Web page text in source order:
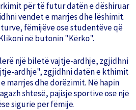
për të futur datën e dëshiruar
vendet e marrjes dhe lëshimit.
fëmijëve ose studentëve që
në butonin "Kërko".
një biletë vajtje-ardhje, zgjidhni
ardhje", zgjidhni datën e kthimit
marrjes dhe dorëzimit. Në hapin
shtesë, pajisje sportive ose një
sigurie për fëmijë.